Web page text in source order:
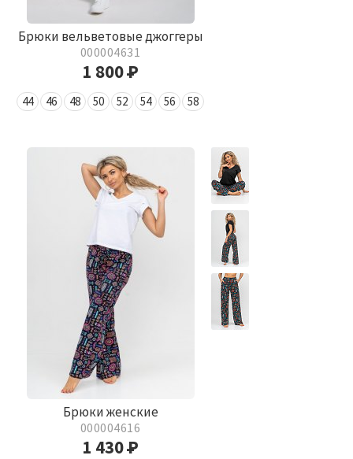
Брюки вельветовые джоггеры
000004631
1 800Р
44 46 48 50 52 54 56 58
Брюки женские
000004616
1 430Р